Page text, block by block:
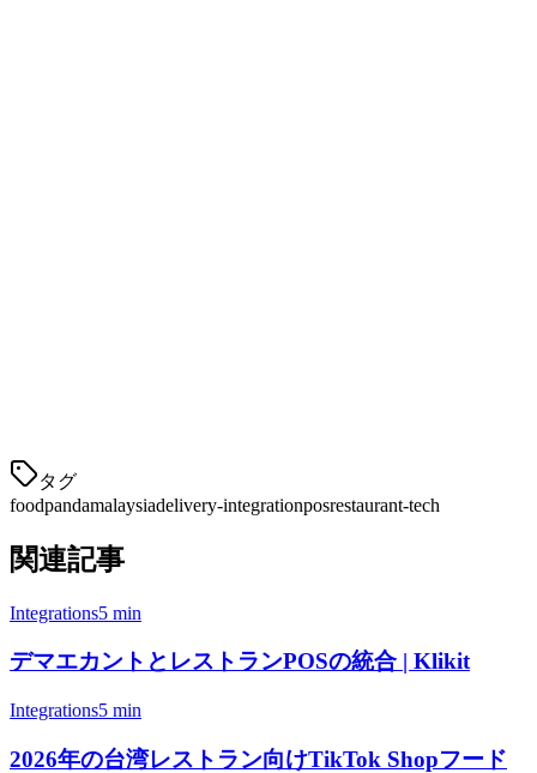
タグ
foodpandamalaysiadelivery-integrationposrestaurant-tech
関連記事
Integrations5 min
デマエカントとレストランPOSの統合 | Klikit
Integrations5 min
2026年の台湾レストラン向けTikTok Shopフード